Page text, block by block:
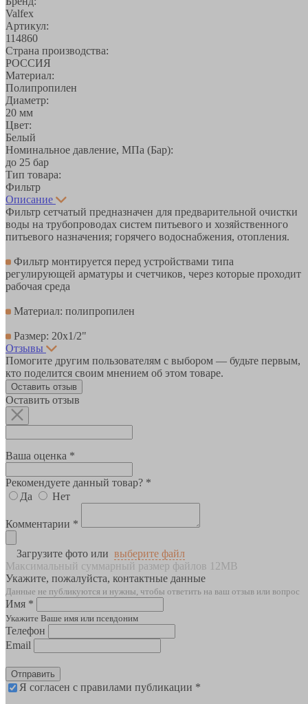
Valfex
Артикул:
114860
Страна производства:
РОССИЯ
Материал:
Полипропилен
Диаметр:
20 мм
Цвет:
Белый
Номинальное давление, МПа (Бар):
до 25 бар
Тип товара:
Фильтр
Описание
Фильтр сетчатый предназначен для предварительной очистки
воды на трубопроводах систем питьевого и хозяйственного
питьевого назначения; горячего водоснабжения, отопления.
Фильтр монтируется перед устройствами типа
регулирующей арматуры и счетчиков, через которые проходит
рабочая среда
Материал: полипропилен
Размер: 20х1/2"
Отзывы
Помогите другим пользователям с выбором — будьте первым,
кто поделится своим мнением об этом товаре.
Оставить отзыв
Оставить отзыв
Ваша оценка *
Рекомендуете данный товар? *
Да
Нет
Комментарии *
Загрузите фото или выберите файл
Максимальный суммарный размер файлов 12MB
Укажите, пожалуйста, контактные данные
Данные не публикуются и нужны, чтобы ответить на ваш отзыв или вопрос
Имя *
Укажите Ваше имя или псевдоним
Телефон
Email
Отправить
Я согласен с правилами публикации *